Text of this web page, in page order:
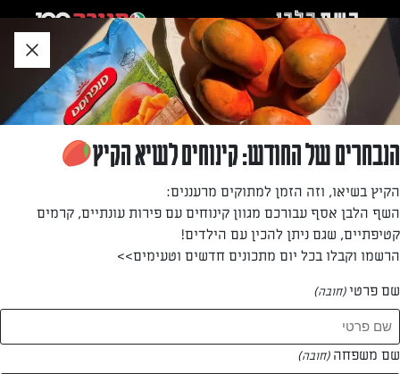
לאזור
תוכן
תחתון
חזרה לעמוד הבית
ליאת דטרה
—
המתכונים של
הנבחרים של החודש: קינוחים לשיא הקיץ
הקיץ בשיאו, וזה הזמן למתוקים מרעננים:
השף הלבן אסף עבורכם מגוון קינוחים עם פירות עונתיים, קרמים
קטיפתיים, שגם ניתן להכין עם הילדים!
הרשמו וקבלו בכל יום מתכונים חדשים וטעימים>>
שם פרטי(חובה)
שם משפחה (חובה)